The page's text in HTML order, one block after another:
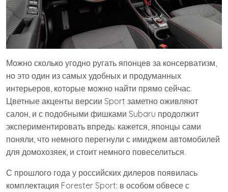
Можно сколько угодно ругать японцев за консерватизм,
но это один из самых удобных и продуманных
интерьеров, которые можно найти прямо сейчас.
Цветные акценты версии Sport заметно оживляют
салон, и с подобными фишками Subaru продолжит
экспериментировать впредь: кажется, японцы сами
поняли, что немного перегнули с имиджем автомобилей
для домохозяек, и стоит немного повеселиться.
С прошлого года у российских дилеров появилась
комплектация Forester Sport: в особом обвесе с